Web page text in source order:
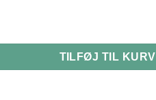
TILFØJ TIL KURV